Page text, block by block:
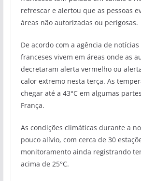
refrescar e alertou que as pessoas
áreas não autorizadas ou perigosas.
De acordo com a agência de notícias
franceses vivem em áreas onde as
decretaram alerta vermelho ou
calor extremo nesta terça. As
chegar até a 43°C em algumas
França.
As condições climáticas durante a
pouco alívio, com cerca de 30
monitoramento ainda registrando
acima de 25°C.